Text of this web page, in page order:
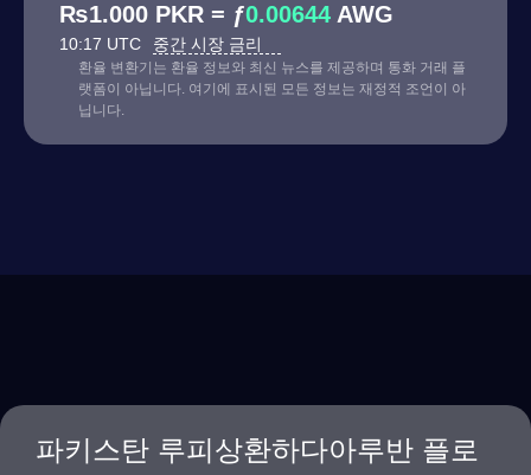
₨1.000 PKR = ƒ0.00644 AWG
10:17 UTC 중간 시장 금리
환율 변환기는 환율 정보와 최신 뉴스를 제공하며 통화 거래 플
랫폼이 아닙니다. 여기에 표시된 모든 정보는 재정적 조언이 아
닙니다.
파키스탄 루피상환하다아루반 플로